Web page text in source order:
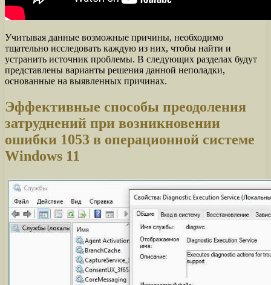
Учитывая данные возможные причины, необходимо
тщательно исследовать каждую из них, чтобы найти и
устранить источник проблемы. В следующих разделах будут
представлены варианты решения данной неполадки,
основанные на выявленных причинах.
Эффективные способы преодоления
затруднений при возникновении
ошибки 1053 в операционной системе
Windows 11